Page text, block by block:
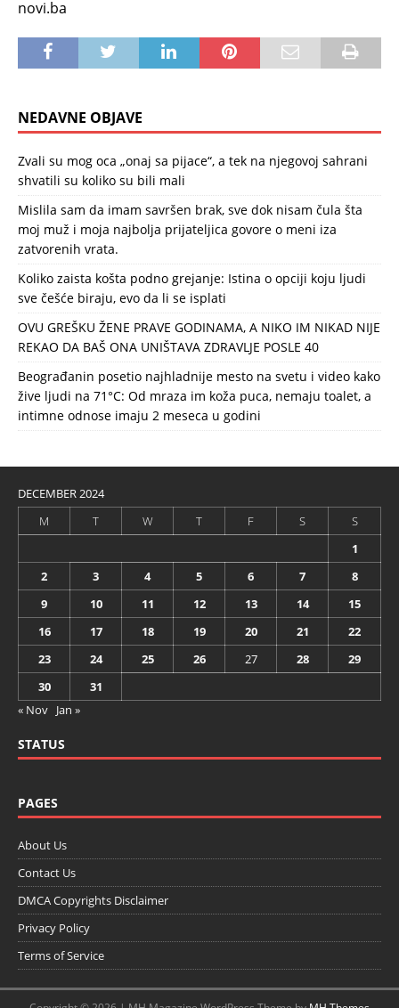
novi.ba
NEDAVNE OBJAVE
Zvali su mog oca „onaj sa pijace“, a tek na njegovoj sahrani
shvatili su koliko su bili mali
Mislila sam da imam savršen brak, sve dok nisam čula šta
moj muž i moja najbolja prijateljica govore o meni iza
zatvorenih vrata.
Koliko zaista košta podno grejanje: Istina o opciji koju ljudi
sve češće biraju, evo da li se isplati
OVU GREŠKU ŽENE PRAVE GODINAMA, A NIKO IM NIKAD NIJE
REKAO DA BAŠ ONA UNIŠTAVA ZDRAVLJE POSLE 40
Beograđanin posetio najhladnije mesto na svetu i video kako
žive ljudi na 71°C: Od mraza im koža puca, nemaju toalet, a
intimne odnose imaju 2 meseca u godini
DECEMBER 2024
M
T W T F S
S
1
2
3 4 5 6 7
8
9
10 11 12 13 14
15
16
17 18 19 20 21
22
23
24 25 26 27 28
29
30
31
« Nov Jan »
STATUS
PAGES
About Us
Contact Us
DMCA Copyrights Disclaimer
Privacy Policy
Terms of Service